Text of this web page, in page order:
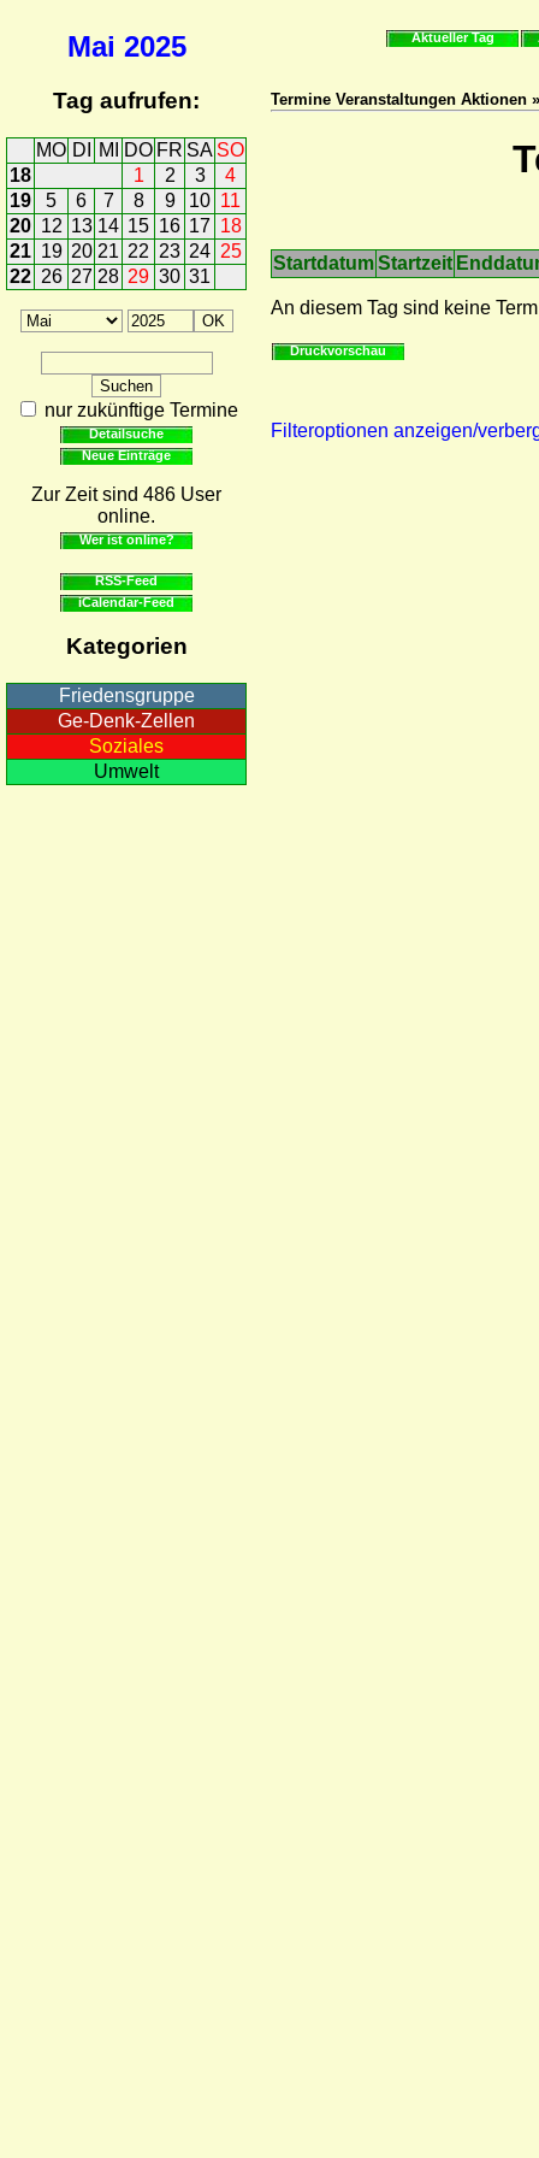
Mai 2025
Tag aufrufen:
MO DI MI DO FR SA SO
18
1 2 3
4
19
5 6 7 8 9 10 11
20 12 13 14 15 16 17 18
21 19 20 21 22 23 24 25
22 26 27 28 29 30 31
nur zukünftige Termine
Detailsuche
Neue Einträge
Zur Zeit sind 486 User
online.
Wer ist online?
RSS-Feed
iCalendar-Feed
Kategorien
Friedensgruppe
Ge-Denk-Zellen
Soziales
Umwelt
Aktueller Tag
Termine Veranstaltungen Aktionen
StartdatumStartzeit
An diesem Tag sind keine
Druckvorschau
Filteroptionen anzeigen/